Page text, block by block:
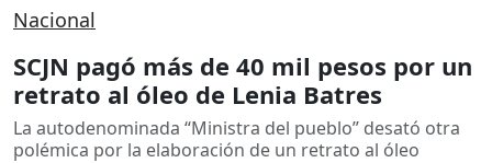
Nacional
SCJN pagó más de 40 mil pesos por un
retrato al óleo de Lenia Batres
La autodenominada “Ministra del pueblo” desató otra
polémica por la elaboración de un retrato al óleo